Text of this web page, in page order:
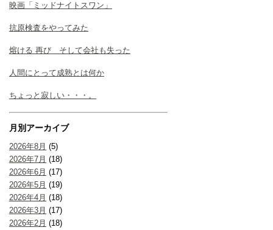
映画「ミッドナイトスワン」
抗原検査をやってみた
熔ける 再び そして会社も失った
人間にとって成熟とは何か
ちょっと寂しい・・・。
月別アーカイブ
2026年8月 (5)
2026年7月 (18)
2026年6月 (17)
2026年5月 (19)
2026年4月 (18)
2026年3月 (17)
2026年2月 (18)